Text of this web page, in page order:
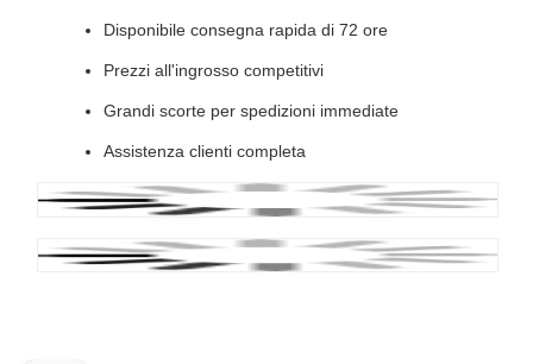
Disponibile consegna rapida di 72 ore
Prezzi all'ingrosso competitivi
Grandi scorte per spedizioni immediate
Assistenza clienti completa